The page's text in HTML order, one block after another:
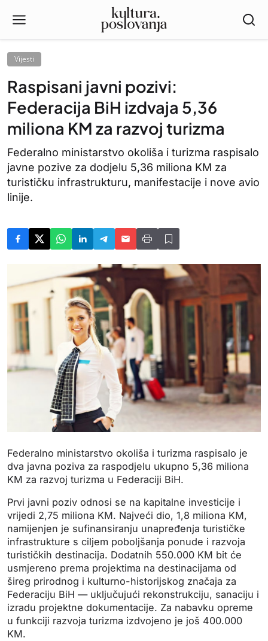
Vijesti
Raspisani javni pozivi:
Federacija BiH izdvaja 5,36
miliona KM za razvoj turizma
Federalno ministarstvo okoliša i turizma raspisalo
javne pozive za dodjelu 5,36 miliona KM za
turističku infrastrukturu, manifestacije i nove avio
linije.
Federalno ministarstvo okoliša i turizma raspisalo je
dva javna poziva za raspodjelu ukupno 5,36 miliona
KM za razvoj turizma u Federaciji BiH.
Prvi javni poziv odnosi se na kapitalne investicije i
vrijedi 2,75 miliona KM. Najveći dio, 1,8 miliona KM,
namijenjen je sufinansiranju unapređenja turističke
infrastrukture s ciljem poboljšanja ponude i razvoja
turističkih destinacija. Dodatnih 550.000 KM bit će
usmjereno prema projektima na destinacijama od
šireg prirodnog i kulturno-historijskog značaja za
Federaciju BiH — uključujući rekonstrukciju, sanaciju i
izradu projektne dokumentacije. Za nabavku opreme
u funkciji razvoja turizma izdvojeno je još 400.000
KM.